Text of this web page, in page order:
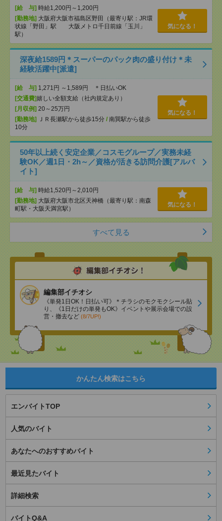
[給 与] 時給1,200円～1,200円
[勤務地] 大阪府大阪市福島区野田（最寄り駅：JR環
状線「野田」駅 大阪メトロ千日前線「玉川」
駅）
気になる！
深夜給1589円＊スーパーのパック肉の盛り付け＊未
経験活躍中[派遣]
[給 与] 1,271円 ～1,589円 ＊日払いOK
[交通費]嬉しい全額支給（社内規定あり）
[月収例] 20～25万円
[勤務地]
ＪＲ長瀬駅から徒歩15分 / 南巽駅から徒歩
10分
気になる！
50年以上続く安定企業／コスモグループ／実務未経
験OK／週1日・2h～／資格が活きる訪問介護[アルバ
イト]
[給 与] 時給1,520円～2,010円
[勤務地] 大阪府大阪市北区天神橋（最寄り駅：南森
町駅・大阪天満宮駅）
気になる！
すべて見る
編集部イチオシ
《単発1日OK！日払い可》＊チラシのモクモクシール貼
り、《1日だけの単発もOK》イベントや展示会場での設
営・撤去など (8/7UP!)
かんたん検索はこちら
エンバイトTOP
人気のバイト
あなたへのおすすめバイト
最近見たバイト
詳細検索
バイトQ&A